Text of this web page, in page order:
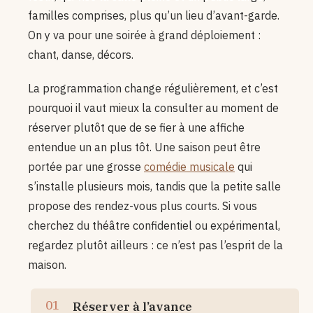
familles comprises, plus qu’un lieu d’avant-garde.
On y va pour une soirée à grand déploiement :
chant, danse, décors.
La programmation change régulièrement, et c’est
pourquoi il vaut mieux la consulter au moment de
réserver plutôt que de se fier à une affiche
entendue un an plus tôt. Une saison peut être
portée par une grosse comédie musicale qui
s’installe plusieurs mois, tandis que la petite salle
propose des rendez-vous plus courts. Si vous
cherchez du théâtre confidentiel ou expérimental,
regardez plutôt ailleurs : ce n’est pas l’esprit de la
maison.
Réserver à l’avance